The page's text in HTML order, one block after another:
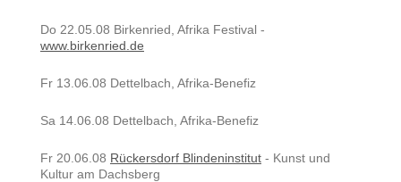
Do 22.05.08 Birkenried, Afrika Festival -
www.birkenried.de
Fr 13.06.08 Dettelbach, Afrika-Benefiz
Sa 14.06.08 Dettelbach, Afrika-Benefiz
Fr 20.06.08 Rückersdorf Blindeninstitut - Kunst und
Kultur am Dachsberg